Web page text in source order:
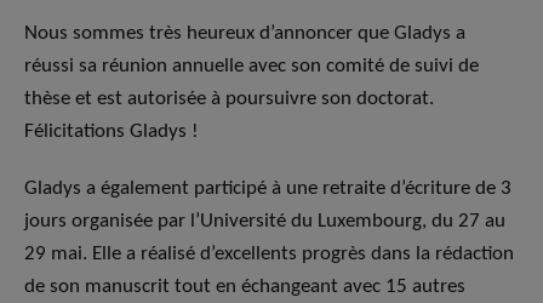
Nous sommes très heureux d’annoncer que Gladys a
réussi sa réunion annuelle avec son comité de suivi de
thèse et est autorisée à poursuivre son doctorat.
Félicitations Gladys !
Gladys a également participé à une retraite d’écriture de 3
jours organisée par l’Université du Luxembourg, du 27 au
29 mai. Elle a réalisé d’excellents progrès dans la rédaction
de son manuscrit tout en échangeant avec 15 autres